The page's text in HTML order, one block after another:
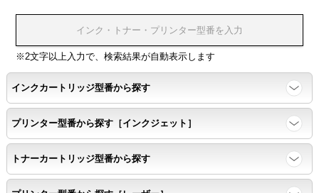
※2文字以上入力で、検索結果が自動表示します
インクカートリッジ型番から探す
プリンター型番から探す［インクジェット］
トナーカートリッジ型番から探す